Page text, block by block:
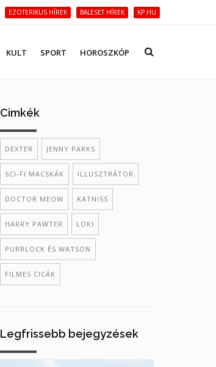
EZOTERIKUS HÍREK BALESET HÍREK KP.HU
KULT SPORT HOROSZKÓP
Cimkék
DEXTER JENNY PARKS
SCI-FI MACSKÁK ILLUSZTRÁTOR
DOCTOR MEOW KATNISS
HARRY PAWTER LOKI
PURRLOCK ÉS WATSON
FILMES CICÁK
Legfrissebb bejegyzések